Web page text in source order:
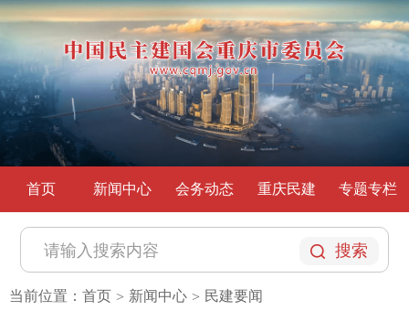
首页 新闻中心 会务动态 重庆民建 专题专栏
搜索
当前位置： 首页 > 新闻中心 > 民建要闻